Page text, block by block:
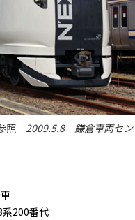
照 2009.5.8 鎌倉車両セン
系200番代